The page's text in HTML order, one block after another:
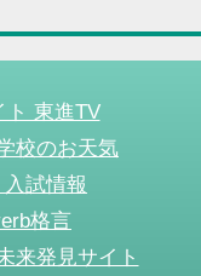
ト 東進TV
校のお天気
試情報
格言
来発見サイト